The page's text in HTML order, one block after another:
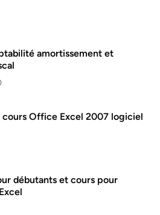
amortissement et
cours Office Excel 2007 logiciel
débutants et cours pour